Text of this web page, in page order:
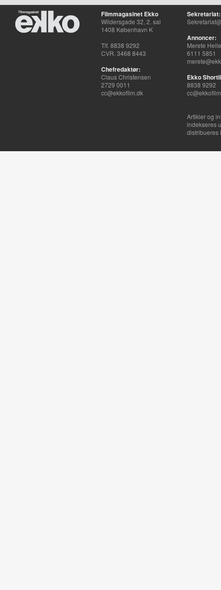
Filmmagasinet Ekko
Wildersgade 32, 2. sal
1408 København K
Tlf. 8838 9292
CVR. 3468 8443
Chefredaktør:
Claus Christensen
2729 0011
cc@ekkofilm.dk
Sekretariat:
Annoncer:
Merete
6111 5851
Ekko
8838 9292
Artikler og
indekseres
distribueres